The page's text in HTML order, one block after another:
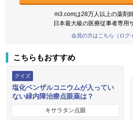
m3.comは28万人以上の薬剤
日本最大級の医療従事者専用
会員の方はこちら（ログ
こちらもおすすめ
クイズ
塩化ベンザルコニウムが入ってい
ない緑内障治療点眼薬は？
キサラタン点眼